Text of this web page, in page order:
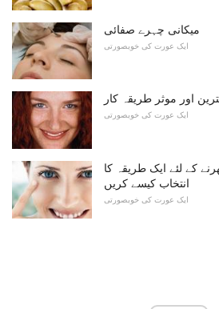
میکانی چہرے صفائی
ایک عورت کی خوبصورتی
اور موثر طریقہ کار
ایک عورت کی خوبصورتی
کے لئے ایک طریقہ کا
انتخاب کیسے کریں
ایک عورت کی خوبصورتی